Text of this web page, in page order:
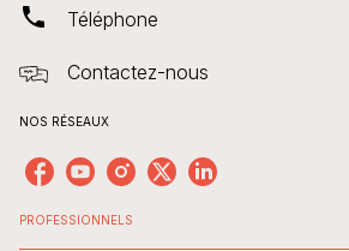
phone Téléphone
Contactez-nous
NOS RÉSEAUX
PROFESSIONNELS